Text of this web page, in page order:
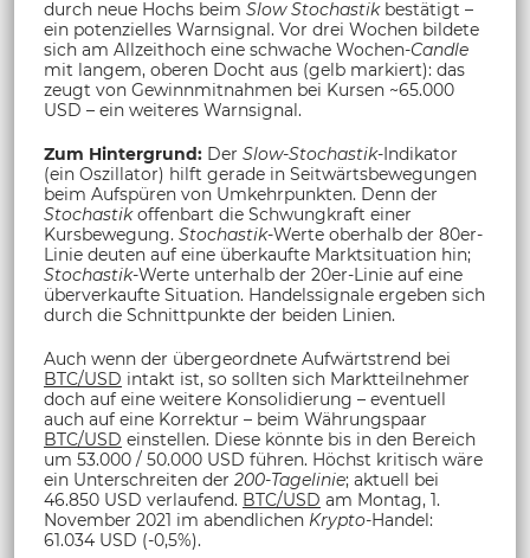
durch neue Hochs beim Slow Stochastikbestätigt –
ein potenzielles Warnsignal. Vor drei Wochen bildete
sich am Allzeithoch eine schwache Wochen-Candle
mit langem, oberen Docht aus (gelb markiert): das
zeugt von Gewinnmitnahmen bei Kursen ~65.000
USD – ein weiteres Warnsignal.
Zum Hintergrund: Der Slow-Stochastik-Indikator
(ein Oszillator) hilft gerade in Seitwärtsbewegungen
beim Aufspüren von Umkehrpunkten. Denn der
Stochastikoffenbart die Schwungkraft einer
Kursbewegung. Stochastik-Werte oberhalb der 80er-
Linie deuten auf eine überkaufte Marktsituation hin;
Stochastik-Werte unterhalb der 20er-Linie auf eine
überverkaufte Situation. Handelssignale ergeben sich
durch die Schnittpunkte der beiden Linien.
Auch wenn der übergeordnete Aufwärtstrend bei
BTC/USD intakt ist, so sollten sich Marktteilnehmer
doch auf eine weitere Konsolidierung – eventuell
auch auf eine Korrektur – beim Währungspaar
BTC/USD einstellen. Diese könnte bis in den Bereich
um 53.000 / 50.000 USD führen. Höchst kritisch wäre
ein Unterschreiten der 200-Tagelinie; aktuell bei
46.850 USD verlaufend. BTC/USD am Montag, 1.
November 2021 im abendlichen Krypto-Handel:
61.034 USD (-0,5%).